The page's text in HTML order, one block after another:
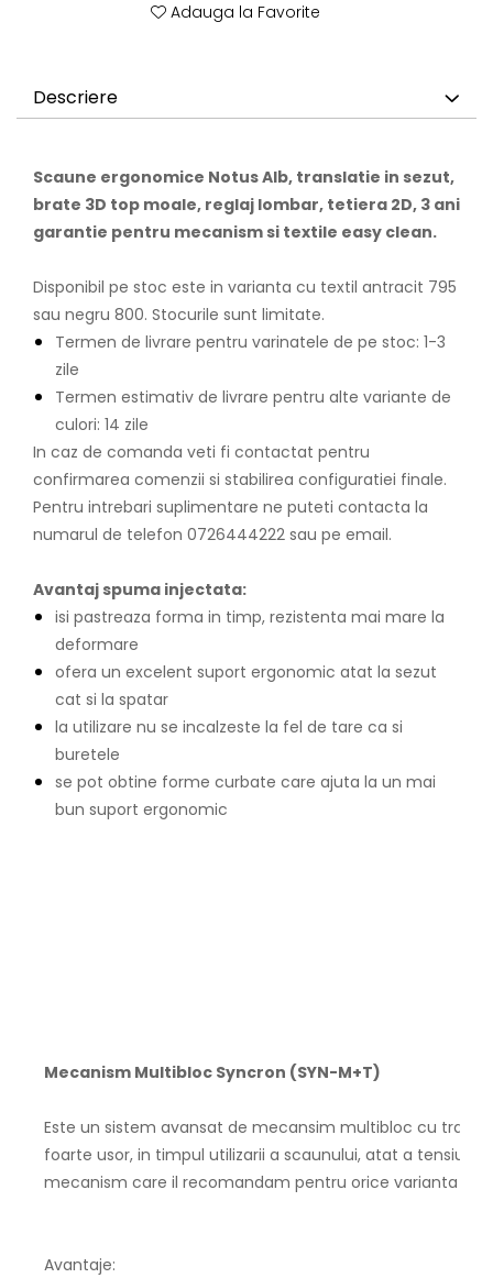
Adauga la Favorite
Descriere
Scaune ergonomice Notus Alb, translatie in sezut,
brate 3D top moale, reglaj lombar, tetiera 2D, 3 ani
garantie pentru mecanism si textile easy clean.
Disponibil pe stoc este in varianta cu textil antracit 795
sau negru 800. Stocurile sunt limitate.
Termen de livrare pentru varinatele de pe stoc: 1-3
zile
Termen estimativ de livrare pentru alte variante de
culori: 14 zile
In caz de comanda veti fi contactat pentru
confirmarea comenzii si stabilirea configuratiei finale.
Pentru intrebari suplimentare ne puteti contacta la
numarul de telefon 0726444222 sau pe email.
Avantaj spuma injectata:
isi pastreaza forma in timp, rezistenta mai mare la
deformare
ofera un excelent suport ergonomic atat la sezut
cat si la spatar
la utilizare nu se incalzeste la fel de tare ca si
buretele
se pot obtine forme curbate care ajuta la un mai
bun suport ergonomic
Mecanism Multibloc Syncron (SYN-M+T)
Este un sistem avansat de mecansim multibloc cu
foarte usor, in timpul utilizarii a scaunului, atat a tensiunii
mecanism care il recomandam pentru orice varianta de
Avantaje: